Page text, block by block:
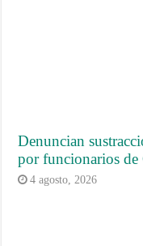
Denuncian
por funcionarios de
4 agosto, 2026